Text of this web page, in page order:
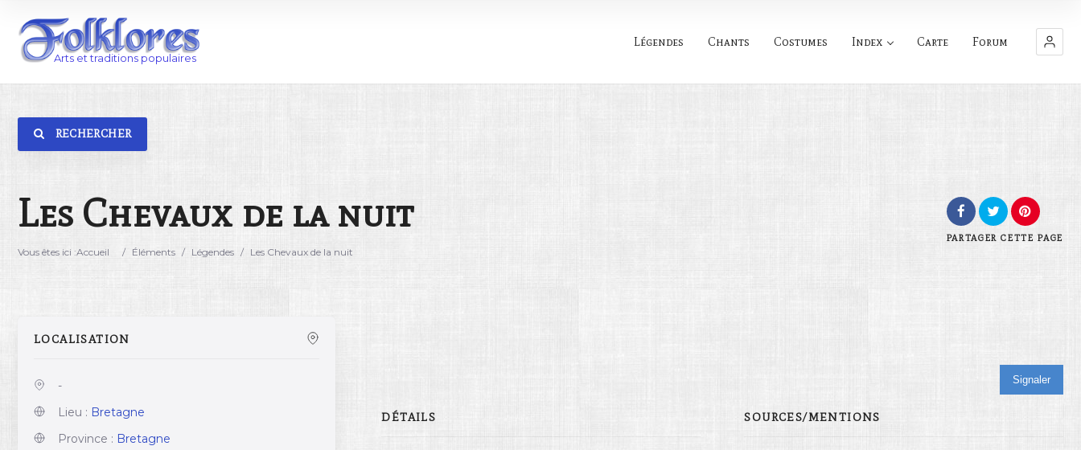
Légendes Chants Costumes Index Carte Forum
RECHERCHER
Les Chevaux de la nuit
Vous êtes ici :Accueil / Éléments / Légendes / Les Chevaux de la nuit
PARTAGER CETTE PAGE
LOCALISATION
-
Lieu : Bretagne
Province : Bretagne
Signaler
DÉTAILS SOURCES/MENTIONS